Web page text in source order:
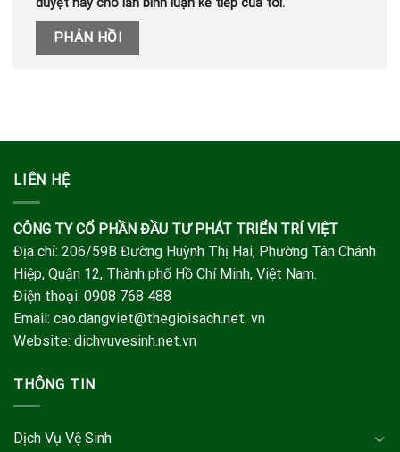
LIÊN HỆ
CÔNG TY CỔ PHẦN ĐẦU TƯ PHÁT TRIỂN TRÍ VIỆT
Địa chỉ: 206/59B Đường Huỳnh Thị Hai, Phường Tân Chánh
Hiệp, Quận 12, Thành phố Hồ Chí Minh, Việt Nam.
Điện thoại: 0908 768 488
Email: cao.dangviet@thegioisach.net. vn
Website: dichvuvesinh.net.vn
THÔNG TIN
Dịch Vụ Vệ Sinh